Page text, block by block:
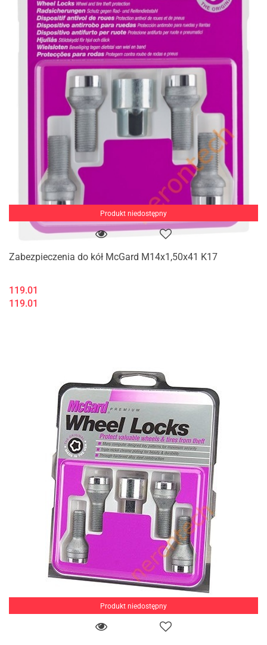
Produkt niedostępny
Zabezpieczenia do kół McGard M14x1,50x41 K17
119.01
119.01
Produkt niedostępny